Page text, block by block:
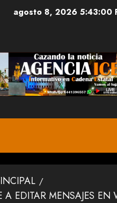
agosto 8, 20265:43:01
A EDITAR MENSAJES EN